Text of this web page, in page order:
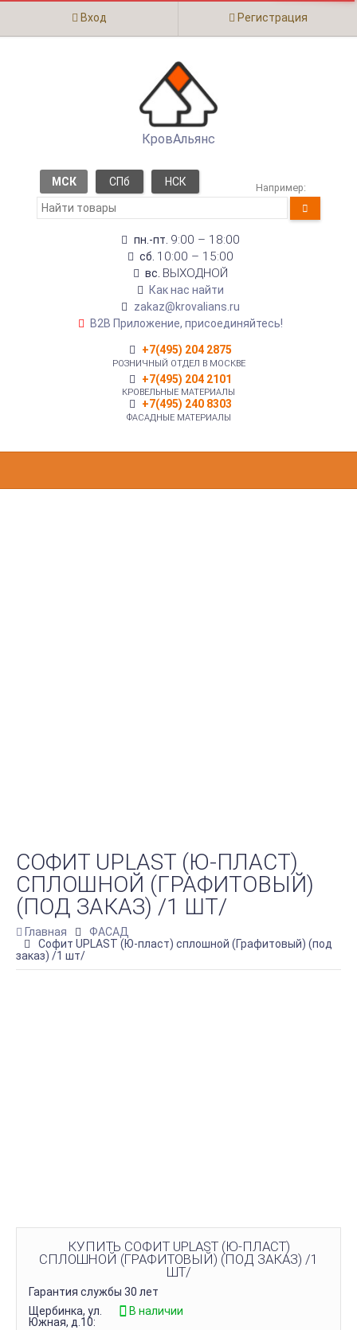
Вход Регистрация
КровАльянс
МСК СПб НСК Например:
пн.-пт. 9:00 – 18:00
сб. 10:00 – 15:00
вс. ВЫХОДНОЙ
Как нас найти
zakaz@krovalians.ru
B2B Приложение, присоединяйтесь!
+7(495) 204 2875
РОЗНИЧНЫЙ ОТДЕЛ В МОСКВЕ
+7(495) 204 2101
КРОВЕЛЬНЫЕ МАТЕРИАЛЫ
+7(495) 240 8303
ФАСАДНЫЕ МАТЕРИАЛЫ
СОФИТ UPLAST (Ю-ПЛАСТ)
СПЛОШНОЙ (ГРАФИТОВЫЙ)
(ПОД ЗАКАЗ) /1 ШТ/
Главная
ФАСАД
Софит UPLAST (Ю-пласт) сплошной (Графитовый) (под
заказ) /1 шт/
КУПИТЬ СОФИТ UPLAST (Ю-ПЛАСТ)
СПЛОШНОЙ (ГРАФИТОВЫЙ) (ПОД ЗАКАЗ) /1
ШТ/
Гарантия службы 30 лет
Щербинка, ул.
Южная, д.10:
В наличии